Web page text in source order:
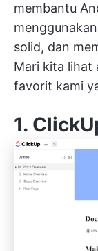
membantu
solid, dan
Mari kita lihat
favorit kami
1.